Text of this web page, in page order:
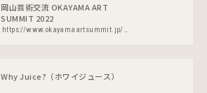
岡山芸術交流 OKAYAMA ART
SUMMIT 2022
Why Juice?（ホワイジュース）